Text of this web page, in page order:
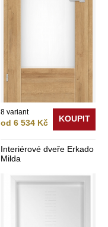
8 variant
od 6 534 Kč KOUPIT
Interiérové dveře Erkado
Milda